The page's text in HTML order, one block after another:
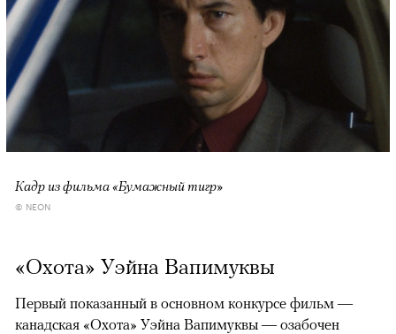
Кадр из фильма «Бумажный тигр»
© NEON
«Охота» Уэйна Вапимуквы
Первый показанный в основном конкурсе фильм —
канадская «Охота» Уэйна Вапимуквы — озабочен